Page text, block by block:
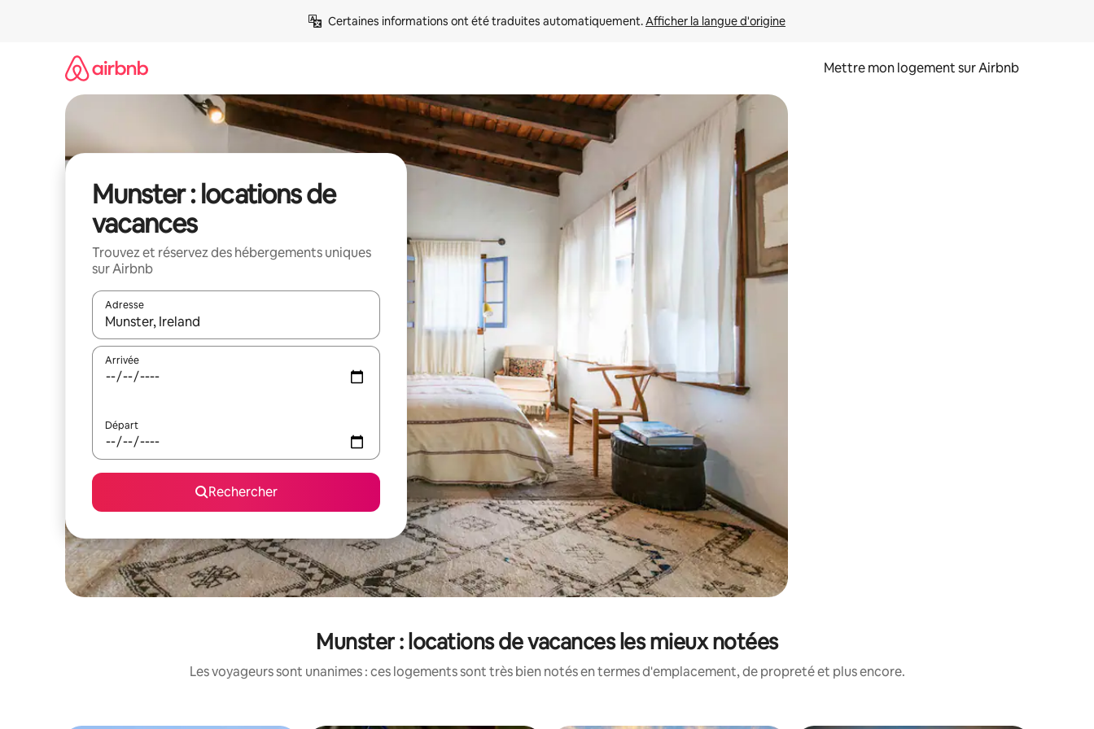
Certaines informations ont été traduites automatiquement. Afficher la langue d'origine
Mettre mon logement sur Airbnb
Munster : locations de
vacances
Trouvez et réservez des hébergements uniques
sur Airbnb
Adresse
Lorsque les résultats s'affichent, utilisez les flèches vers le haut et vers le bas pour les parcourir ou en appuyant et en faisant glisser.
Arrivée
Départ
Rechercher
Munster : locations de vacances les mieux notées
Les voyageurs sont unanimes : ces logements sont très bien notés en termes d'emplacement, de propreté et plus encore.